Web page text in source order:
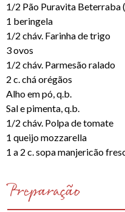
1/2 Pão Puravita Beterraba
1 beringela
1/2 cháv. Farinha de trigo
3 ovos
1/2 cháv. Parmesão ralado
2 c. chá orégãos
Alho em pó, q.b.
Sal e pimenta, q.b.
1/2 cháv. Polpa de tomate
1 queijo mozzarella
1 a 2 c. sopa manjericão
Preparação